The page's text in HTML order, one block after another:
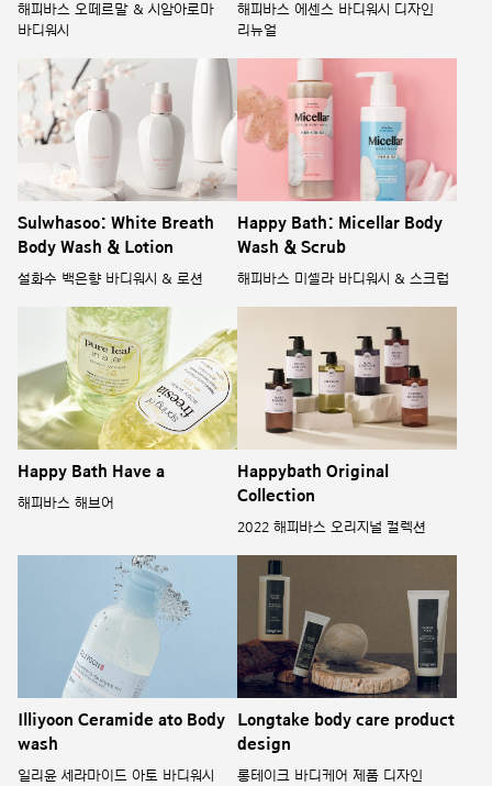
해피바스 오떼르말 & 시암아로마
바디워시
해피바스 에센스 바디워시 디자인
리뉴얼
Sulwhasoo: White Breath
Body Wash & Lotion
설화수 백은향 바디워시 & 로션
Happy Bath: Micellar Body
Wash & Scrub
해피바스 미셀라 바디워시 & 스크럽
Happy Bath Have a
해피바스 해브어
Happybath Original
Collection
2022 해피바스 오리지널 컬렉션
Illiyoon Ceramide ato Body
wash
일리윤 세라마이드 아토 바디워시
Longtake body care product
design
롱테이크 바디케어 제품 디자인